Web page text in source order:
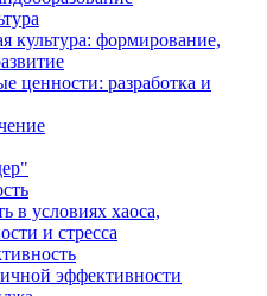
культура: формирование,
ценности: разработка и
в условиях хаоса,
и стресса
эффективности